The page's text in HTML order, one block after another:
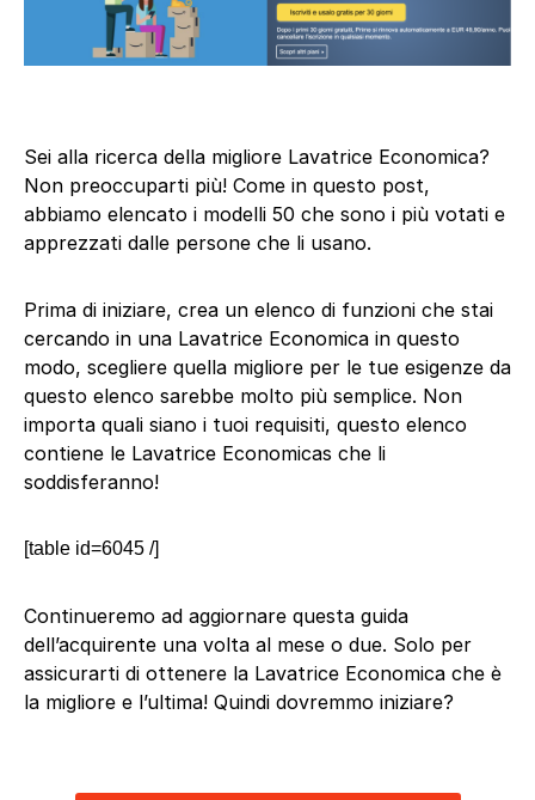
Sei alla ricerca della migliore Lavatrice Economica?
Non preoccuparti più! Come in questo post,
abbiamo elencato i modelli 50 che sono i più votati e
apprezzati dalle persone che li usano.
Prima di iniziare, crea un elenco di funzioni che stai
cercando in una Lavatrice Economica in questo
modo, scegliere quella migliore per le tue esigenze da
questo elenco sarebbe molto più semplice. Non
importa quali siano i tuoi requisiti, questo elenco
contiene le Lavatrice Economicas che li
soddisferanno!
[table id=6045 /]
Continueremo ad aggiornare questa guida
dell’acquirente una volta al mese o due. Solo per
assicurarti di ottenere la Lavatrice Economica che è
la migliore e l’ultima! Quindi dovremmo iniziare?